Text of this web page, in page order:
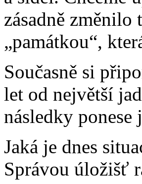
zásadně
„památkou“,
Současně si
let od největší
následky ponese
Jaká je dnes
Správou úložišť